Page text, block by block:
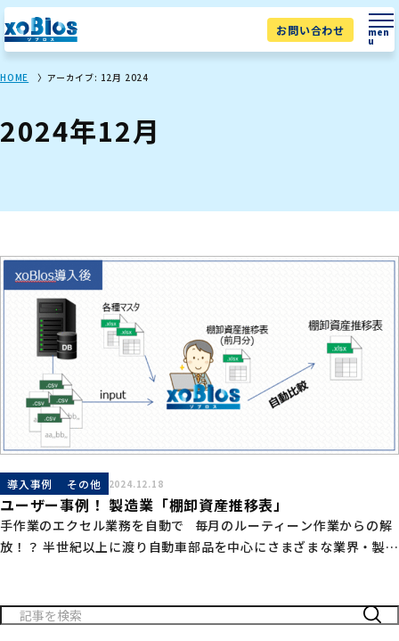
お問い合わせ men
u
HOME アーカイブ: 12月 2024
2024年12月
導入事例 その他 2024.12.18
ユーザー事例！ 製造業「棚卸資産推移表」
手作業のエクセル業務を自動で 毎月のルーティーン作業からの解
放！？ 半世紀以上に渡り自動車部品を中心にさまざまな業界・製品
検